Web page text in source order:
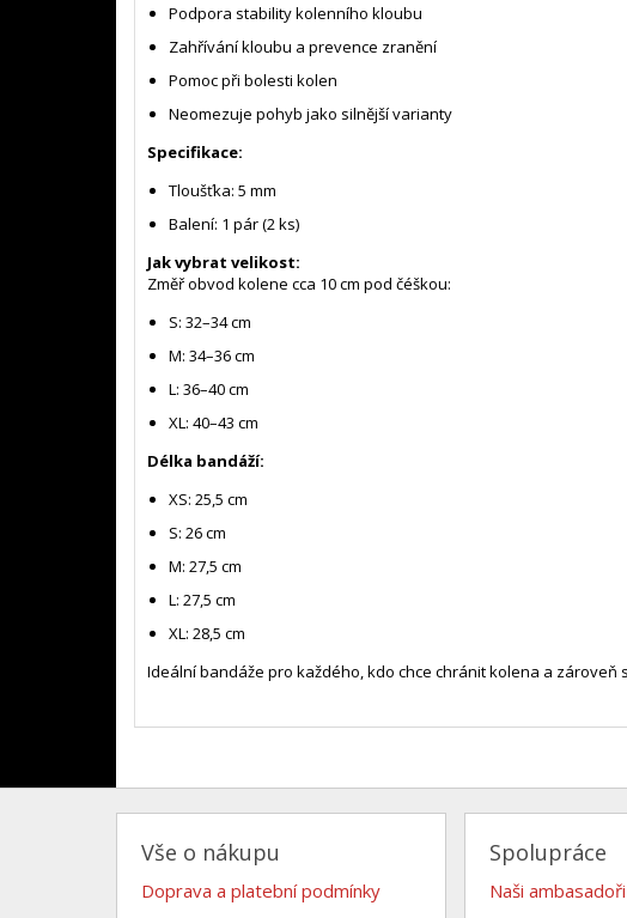
Podpora stability kolenního kloubu
Zahřívání kloubu a prevence zranění
Pomoc při bolesti kolen
Neomezuje pohyb jako silnější varianty
Specifikace:
Tloušťka: 5 mm
Balení: 1 pár (2 ks)
Jak vybrat velikost:
Změř obvod kolene cca 10 cm pod čéškou:
S: 32–34 cm
M: 34–36 cm
L: 36–40 cm
XL: 40–43 cm
Délka bandáží:
XS: 25,5 cm
S: 26 cm
M: 27,5 cm
L: 27,5 cm
XL: 28,5 cm
Ideální bandáže pro každého, kdo chce chránit kolena a zároveň
Vše o nákupu
Doprava a platební podmínky
Spolupráce
Naši ambasadoři